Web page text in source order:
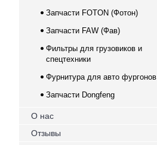
Запчасти FOTON (Фотон)
Запчасти FAW (Фав)
Фильтры для грузовиков и
спецтехники
Фурнитура для авто фургонов
Запчасти Dongfeng
О нас
Отзывы